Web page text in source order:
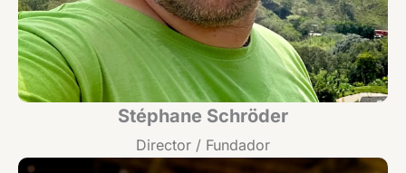
Stéphane Schröder
Director / Fundador